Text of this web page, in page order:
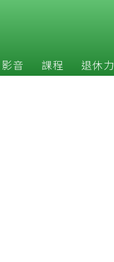
影音 課程 退休力